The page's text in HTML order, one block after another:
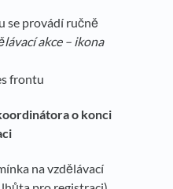
se provádí ručně
akce – ikona
frontu
o konci
na vzdělávací